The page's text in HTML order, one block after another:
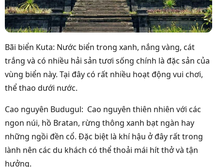
Bãi biển Kuta: Nước biển trong xanh, nắng vàng, cát
trắng và có nhiều hải sản tươi sống chính là đặc sản của
vùng biển này. Tại đây có rất nhiều hoạt động vui chơi,
thể thao dưới nước.
Cao nguyên Budugul: Cao nguyên thiên nhiên với các
ngon núi, hồ Bratan, rừng thông xanh bạt ngàn hay
những ngồi đền cổ. Đặc biệt là khí hậu ở đây rất trong
lành nên các du khách có thể thoải mái hít thở và tận
hưởng.